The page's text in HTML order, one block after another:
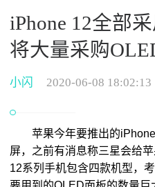
iPhone 12全部
将大量采购
小闪 2020-06-08 18:02:13
苹果今年要推出的iPhone
屏，之前有消息称三星会给
12系列手机包含四款机型，